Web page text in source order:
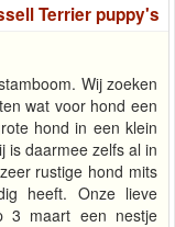
Terrier puppy's
Wij zoeken
wat voor hond een
hond in een klein
is daarmee zelfs al in
rustige hond mits
heeft. Onze lieve
3 maart een nestje